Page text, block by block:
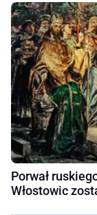
Porwał
Włostowic